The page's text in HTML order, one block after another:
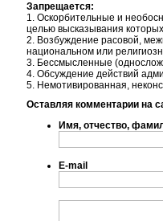
Запрещается:
1. Оскорбительные и
целью высказывания
2. Возбуждение расовой,
национальном или
3. Бессмысленные
4. Обсуждение действий
5. Немотивированная,
Оставляя комментарии на
Имя, отчество,
E-mail